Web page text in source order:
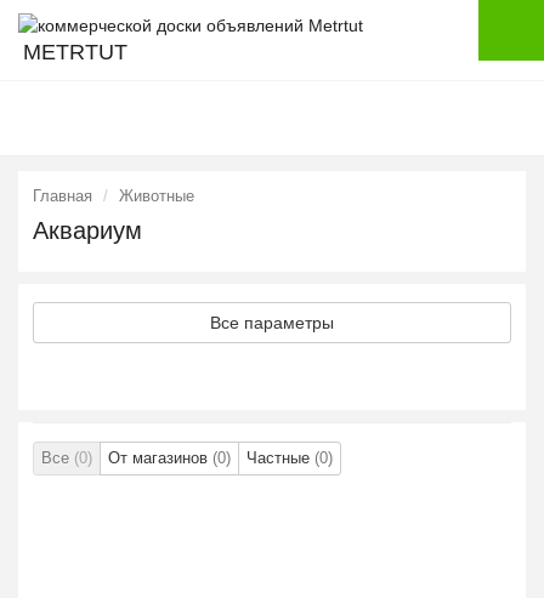
METRTUT
Главная Животные
Аквариум
Все параметры
Все (0) От магазинов (0) Частные (0)